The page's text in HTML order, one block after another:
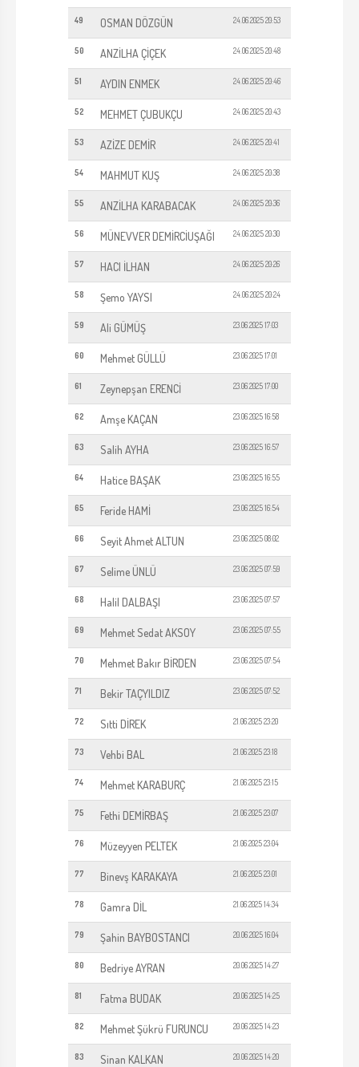
49 OSMAN DÖZGÜN 24.06.2025 20:53
50 ANZİLHA ÇİÇEK 24.06.2025 20:48
51 AYDIN ENMEK 24.06.2025 20:46
52 MEHMET ÇUBUKÇU 24.06.2025 20:43
53 AZİZE DEMİR 24.06.2025 20:41
54 MAHMUT KUŞ 24.06.2025 20:38
55 ANZİLHA KARABACAK 24.06.2025 20:36
56 MÜNEVVER DEMİRCİUŞAĞI 24.06.2025 20:30
57 HACI İLHAN 24.06.2025 20:26
58 Şemo YAYSI 24.06.2025 20:24
59 Ali GÜMÜŞ 23.06.2025 17:03
60 Mehmet GÜLLÜ 23.06.2025 17:01
61 Zeynepşan ERENCİ 23.06.2025 17:00
62 Amşe KAÇAN 23.06.2025 16:58
63 Salih AYHA 23.06.2025 16:57
64 Hatice BAŞAK 23.06.2025 16:55
65 Feride HAMİ 23.06.2025 16:54
66 Seyit Ahmet ALTUN 23.06.2025 08:02
67 Selime ÜNLÜ 23.06.2025 07:59
68 Halil DALBAŞI 23.06.2025 07:57
69 Mehmet Sedat AKSOY 23.06.2025 07:55
70 Mehmet Bakır BİRDEN 23.06.2025 07:54
71 Bekir TAÇYILDIZ 23.06.2025 07:52
72 Sıtti DİREK 21.06.2025 23:20
73 Vehbi BAL 21.06.2025 23:18
74 Mehmet KARABURÇ 21.06.2025 23:15
75 Fethi DEMİRBAŞ 21.06.2025 23:07
76 Müzeyyen PELTEK 21.06.2025 23:04
77 Binevş KARAKAYA 21.06.2025 23:01
78 Gamra DİL 21.06.2025 14:34
79 Şahin BAYBOSTANCI 20.06.2025 16:04
80 Bedriye AYRAN 20.06.2025 14:27
81 Fatma BUDAK 20.06.2025 14:25
82 Mehmet Şükrü FURUNCU 20.06.2025 14:23
83 Sinan KALKAN 20.06.2025 14:20